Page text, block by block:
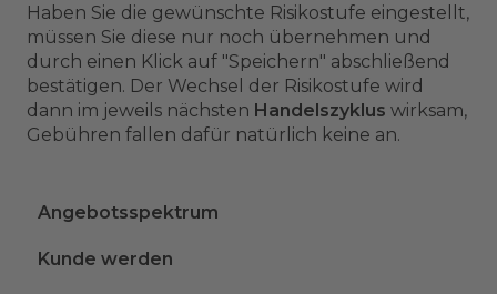
Haben Sie die gewünschte Risikostufe eingestellt,
müssen Sie diese nur noch übernehmen und
durch einen Klick auf "Speichern" abschließend
bestätigen. Der Wechsel der Risikostufe wird
dann im jeweils nächsten Handelszyklus wirksam,
Gebühren fallen dafür natürlich keine an.
Angebotsspektrum
Kunde werden